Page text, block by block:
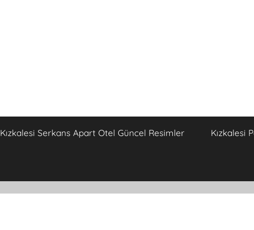
Kızkalesi Serkans Apart Otel Güncel Resimler Kızkalesi